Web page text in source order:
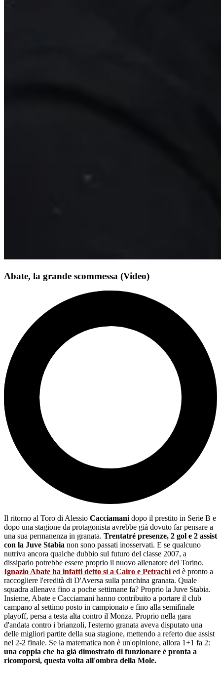
Abate, la grande scommessa (Video)
Il ritorno al Toro di Alessio Cacciamani dopo il prestito in Serie B e
dopo una stagione da protagonista avrebbe già dovuto far pensare a
una sua permanenza in granata. Trentatré presenze, 2 gol e 2 assist
con la Juve Stabia non sono passati inosservati. E se qualcuno
nutriva ancora qualche dubbio sul futuro del classe 2007, a
dissiparlo potrebbe essere proprio il nuovo allenatore del Torino.
Ignazio Abate ha infatti detto sì a Cairo e Petrachi ed è pronto a
raccogliere l'eredità di D'Aversa sulla panchina granata. Quale
squadra allenava fino a poche settimane fa? Proprio la Juve Stabia.
Insieme, Abate e Cacciamani hanno contribuito a portare il club
campano al settimo posto in campionato e fino alla semifinale
playoff, persa a testa alta contro il Monza. Proprio nella gara
d'andata contro i brianzoli, l'esterno granata aveva disputato una
delle migliori partite della sua stagione, mettendo a referto due assist
nel 2-2 finale. Se la matematica non è un'opinione, allora 1+1 fa 2:
una coppia che ha già dimostrato di funzionare è pronta a
ricomporsi, questa volta all'ombra della Mole.